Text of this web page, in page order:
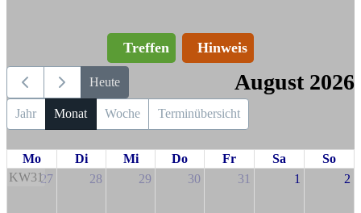
Treffen Hinweis
Heute August 2026
Jahr Monat Woche Terminübersicht
Mo Di Mi Do Fr Sa
So
KW3127 28 29 30 31 1 2